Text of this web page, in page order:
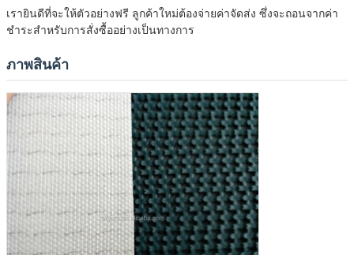
เรายินดีที่จะให้ตัวอย่างฟรี ลูกค้าใหม่ต้องจ่ายค่าจัดส่ง ซึ่งจะถอนจากค่า
ชําระสําหรับการสั่งซื้ออย่างเป็นทางการ
ภาพสินค้า